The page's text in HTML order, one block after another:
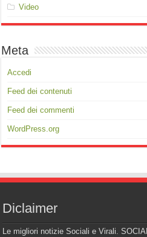
Video
Meta
Accedi
Feed dei contenuti
Feed dei commenti
WordPress.org
Diclaimer
Le migliori notizie Sociali e Virali.